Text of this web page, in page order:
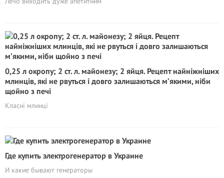
0,25 л окропу; 2 ст. л. майонезу; 2 яйця. Рецепт найніжніших
млинців, які не рвyться і довго залишаються м’якими, ніби
щойно з печі
Класні млинці
Где купить электрогенератор в Украине
И какие бывают генераторы